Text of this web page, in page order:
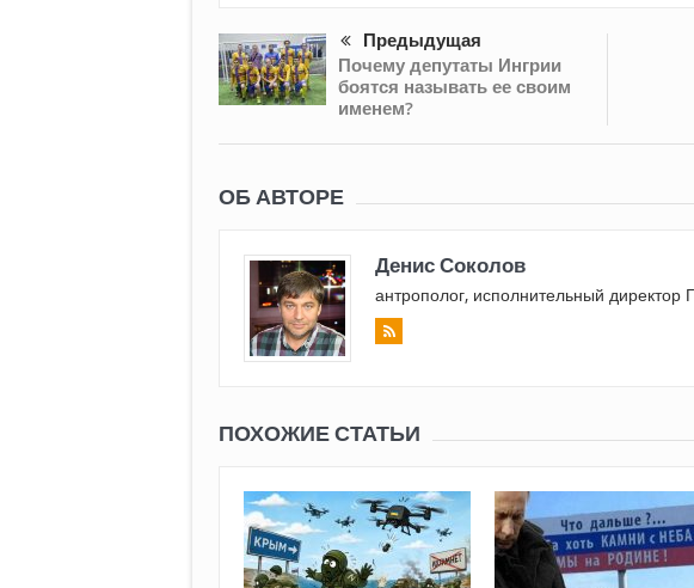
Предыдущая
Почему депутаты Ингрии
боятся называть ее своим
именем?
ОБ АВТОРЕ
Денис Соколов
антрополог, исполнительный директор
ПОХОЖИЕ СТАТЬИ